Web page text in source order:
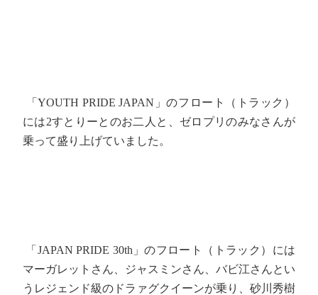
「YOUTH PRIDE JAPAN」のフロート（トラック）
には2すとりーとのお二人と、ゼロプリのみなさんが
乗って盛り上げていました。
「JAPAN PRIDE 30th」のフロート（トラック）には
マーガレットさん、ジャスミンさん、バビ江さんとい
うレジェンド級のドラァグクイーンが乗り、砂川秀樹